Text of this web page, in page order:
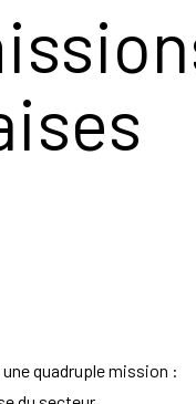
quadruple mission :